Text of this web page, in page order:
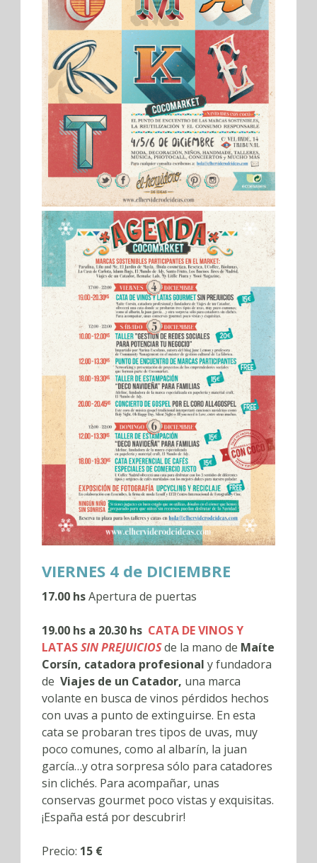
VIERNES 4 de DICIEMBRE
17.00 hsApertura de puertas
19.00 hs a 20.30 hs CATA DE VINOS Y
LATASSIN PREJUICIOSde la mano de Maíte
Corsín, catadora profesional y fundadora
de Viajes de un Catador, una marca
volante en busca de vinos pérdidos hechos
con uvas a punto de extinguirse. En esta
cata se probaran tres tipos de uvas, muy
poco comunes, como al albarín, la juan
garcía…y otra sorpresa sólo para catadores
sin clichés. Para acompañar, unas
conservas gourmet poco vistas y exquisitas.
¡España está por descubrir!
Precio: 15 €